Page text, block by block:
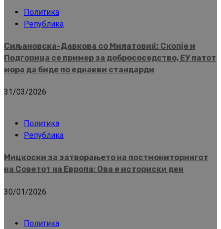
Политика
Република
Сиљановска-Давкова со Милатовиќ: Скопје и
Подгорица се пример за добрососедство, ЕУ патот
мора да биде по еднакви стандарди
31/03/2026
Политика
Република
Мицкоски за затворањето на постмониторингот
на Советот на Европа: Ова е историски ден
30/01/2026
Политика